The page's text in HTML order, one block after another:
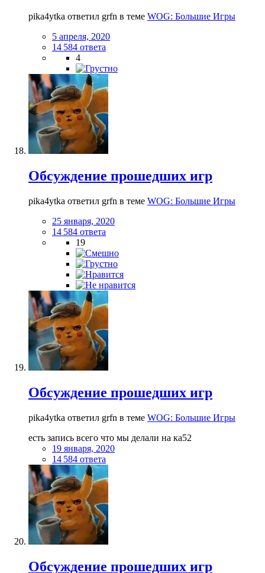
pika4ytka ответил grfn в теме WOG: Большие Игры
5 апреля, 2020
14 584 ответа
4
Обсуждение прошедших игр
pika4ytka ответил grfn в теме WOG: Большие Игры
25 января, 2020
14 584 ответа
19
Обсуждение прошедших игр
pika4ytka ответил grfn в теме WOG: Большие Игры
есть запись всего что мы делали на ка52
19 января, 2020
14 584 ответа
Обсуждение прошедших игр